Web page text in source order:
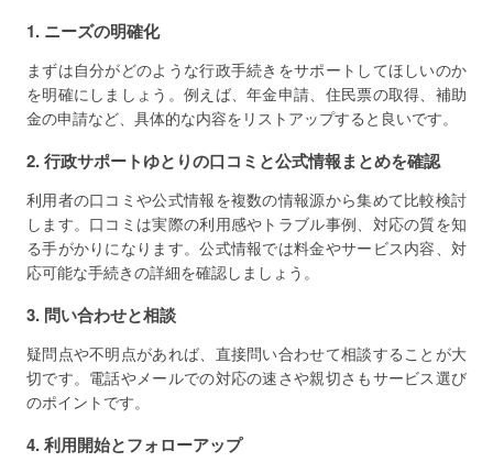
1. ニーズの明確化
まずは自分がどのような行政手続きをサポートしてほしいのか
を明確にしましょう。例えば、年金申請、住民票の取得、補助
金の申請など、具体的な内容をリストアップすると良いです。
2. 行政サポートゆとりの口コミと公式情報まとめを確認
利用者の口コミや公式情報を複数の情報源から集めて比較検討
します。口コミは実際の利用感やトラブル事例、対応の質を知
る手がかりになります。公式情報では料金やサービス内容、対
応可能な手続きの詳細を確認しましょう。
3. 問い合わせと相談
疑問点や不明点があれば、直接問い合わせて相談することが大
切です。電話やメールでの対応の速さや親切さもサービス選び
のポイントです。
4. 利用開始とフォローアップ